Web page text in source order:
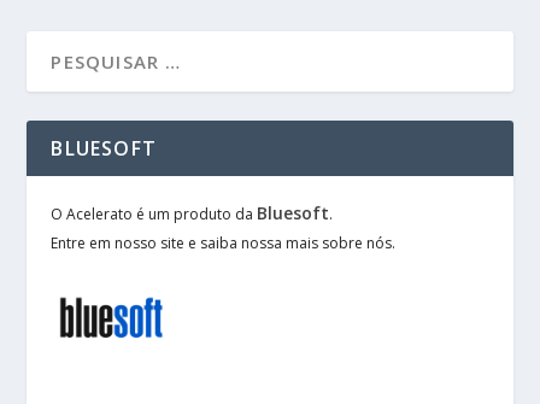
BLUESOFT
O Acelerato é um produto da Bluesoft.
Entre em nosso site e saiba nossa mais sobre nós.